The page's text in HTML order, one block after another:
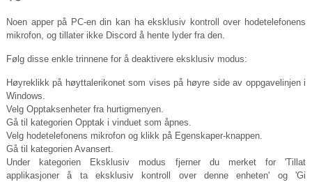
Noen apper på PC-en din kan ha eksklusiv kontroll over hodetelefonens
mikrofon, og tillater ikke Discord å hente lyder fra den.
Følg disse enkle trinnene for å deaktivere eksklusiv modus:
Høyreklikk på høyttalerikonet som vises på høyre side av oppgavelinjen i
Windows.
Velg Opptaksenheter fra hurtigmenyen.
Gå til kategorien Opptak i vinduet som åpnes.
Velg hodetelefonens mikrofon og klikk på Egenskaper-knappen.
Gå til kategorien Avansert.
Under kategorien Eksklusiv modus fjerner du merket for 'Tillat
applikasjoner å ta eksklusiv kontroll over denne enheten' og 'Gi